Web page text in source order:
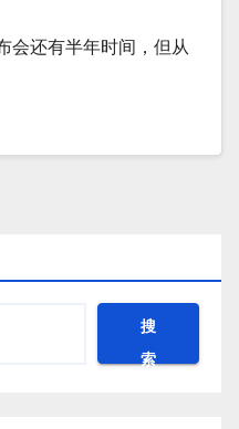
会还有半年时间，但从
搜
索